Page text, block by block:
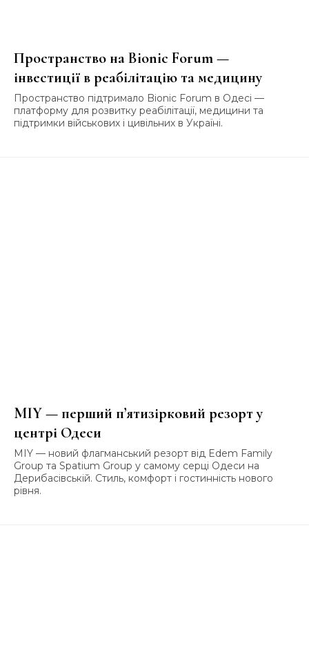
Пространство на Bionic Forum —
інвестиції в реабілітацію та медицину
Пространство підтримало Bionic Forum в Одесі —
платформу для розвитку реабілітації, медицини та
підтримки військових і цивільних в Україні.
MIY — перший п’ятизірковий резорт у
центрі Одеси
MIY — новий флагманський резорт від Edem Family
Group та Spatium Group у самому серці Одеси на
Дерибасівській. Стиль, комфорт і гостинність нового
рівня.